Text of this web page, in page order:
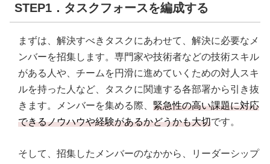
STEP1．タスクフォースを編成する
まずは、解決すべきタスクにあわせて、解決に必要なメ
ンバーを招集します。専門家や技術者などの技術スキル
がある人や、チームを円滑に進めていくための対人スキ
ルを持った人など、タスクに関連する各部署から引き抜
きます。メンバーを集める際、 緊急性の高い課題に対応
できるノウハウや経験があるかどうかも大切です。
そして、招集したメンバーのなかから、リーダーシップ